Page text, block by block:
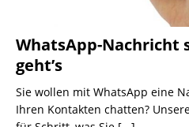
WhatsApp-Nachricht
geht’s
Sie wollen mit WhatsApp eine
Ihren Kontakten chatten?